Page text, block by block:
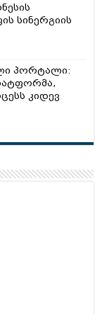
სინერგიის
პორტალი:
კიდევ